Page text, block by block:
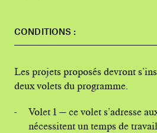
CONDITIONS :
Les projets proposés devront
deux volets du programme.
Volet 1 — ce volet s’adresse
nécessitent un temps de